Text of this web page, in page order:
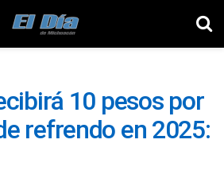
10 pesos por
refrendo en 2025: